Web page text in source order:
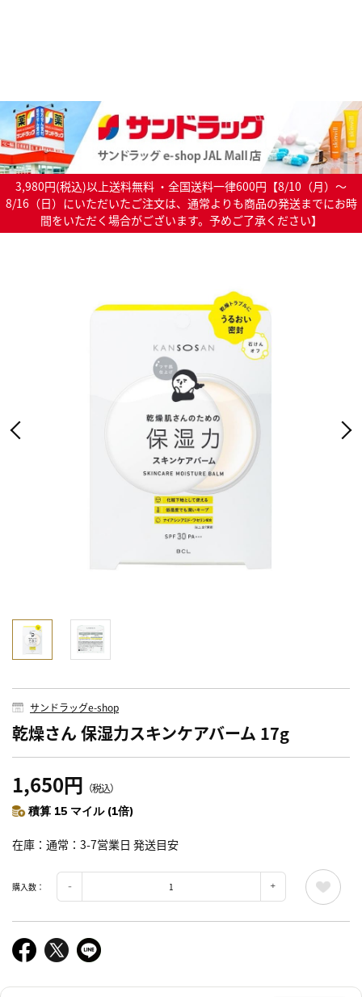
3,980円(税込)以上送料無料 ・全国送料一律600円【8/10（月）～
8/16（日）にいただいたご注文は、通常よりも商品の発送までにお時
間をいただく場合がございます。予めご了承ください】
サンドラッグe-shop
乾燥さん 保湿力スキンケアバーム 17g
1,650円 （税込）
積算 15 マイル (1倍)
在庫 通常：3-7営業日 発送目安
購入数：